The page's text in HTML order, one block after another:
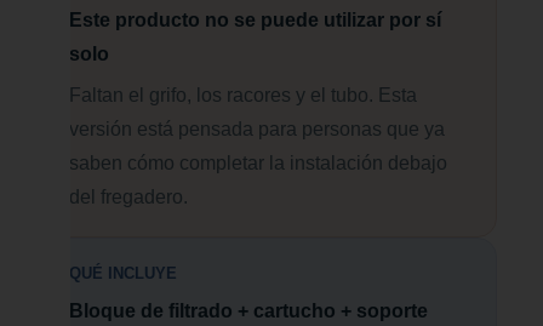
Este producto no se puede utilizar por sí
solo
Faltan el grifo, los racores y el tubo. Esta
versión está pensada para personas que ya
saben cómo completar la instalación debajo
del fregadero.
QUÉ INCLUYE
Bloque de filtrado + cartucho + soporte